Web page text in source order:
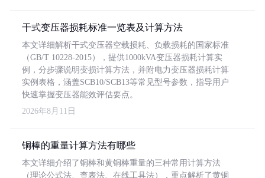
干式变压器损耗标准一览表及计算方法
本文详细解析干式变压器空载损耗、负载损耗的国家标准
（GB/T 10228-2015），提供1000kVA变压器损耗计算实
例，分步骤说明变损计算方法，并附电力变压器损耗计算
实例表格，涵盖SCB10/SCB13等常见型号参数，指导用户
快速掌握变压器能效评估要点。
2026年8月11日
铜棒的重量计算方法有哪些
本文详细介绍了铜棒和黄铜棒重量的三种常用计算方法
（理论公式法、查表法、在线工具法），重点解析了黄铜